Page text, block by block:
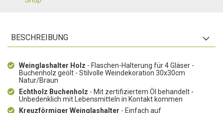
BESCHREIBUNG
Weinglashalter Holz - Flaschen-Halterung für 4 Gläser -
Buchenholz geölt - Stilvolle Weindekoration 30x30cm
Natur/Braun
Echtholz Buchenholz - Mit zertifiziertem Öl behandelt -
Unbedenklich mit Lebensmitteln in Kontakt kommen
Kreuzförmiger Weinglashalter - Einfach auf